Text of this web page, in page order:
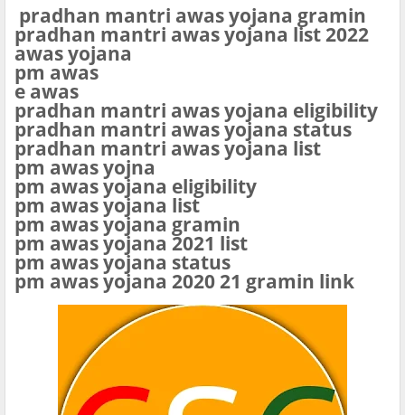
pradhan mantri awas yojana gramin
pradhan mantri awas yojana list 2022
awas yojana
pm awas
e awas
pradhan mantri awas yojana eligibility
pradhan mantri awas yojana status
pradhan mantri awas yojana list
pm awas yojna
pm awas yojana eligibility
pm awas yojana list
pm awas yojana gramin
pm awas yojana 2021 list
pm awas yojana status
pm awas yojana 2020 21 gramin link